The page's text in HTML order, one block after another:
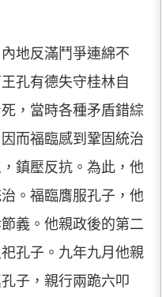
地反滿鬥爭連綿不
孔有德失守桂林自
，當時各種矛盾錯綜
而福臨感到鞏固統治
鎮壓反抗。為此，他
。福臨膺服孔子，他
義。他親政後的第二
孔子。九年九月他親
子，親行兩跪六叩